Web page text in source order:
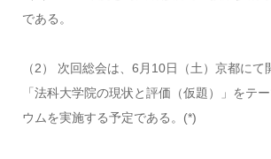
である。
（2） 次回総会は、6月10日（土）京都にて
「法科大学院の現状と評価（仮題）」をテ
ウムを実施する予定である。(*)